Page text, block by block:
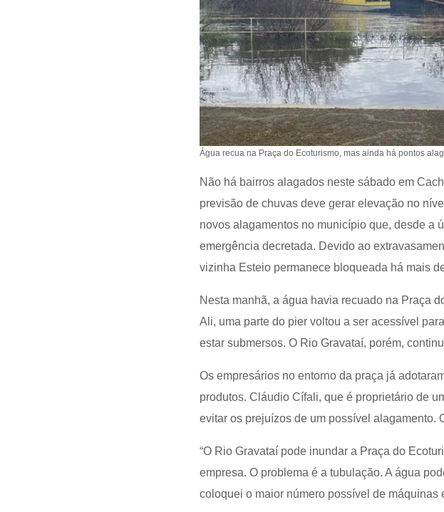
Água recua na Praça do Ecoturismo, mas ainda há pontos
Não há bairros alagados neste sábado em
previsão de chuvas deve gerar elevação no
novos alagamentos no município que, desde a
emergência decretada. Devido ao
vizinha Esteio permanece bloqueada há mais
Nesta manhã, a água havia recuado na Praça
Ali, uma parte do pier voltou a ser acessível
estar submersos. O Rio Gravataí, porém,
Os empresários no entorno da praça já
produtos. Cláudio Cífali, que é proprietário de
evitar os prejuízos de um possível alagamento.
“O Rio Gravataí pode inundar a Praça do
empresa. O problema é a tubulação. A água
coloquei o maior número possível de máquinas